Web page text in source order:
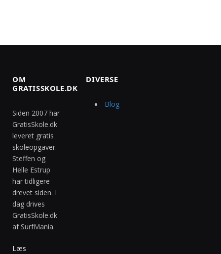
OM
GRATISSKOLE.DK
Siden 2007 har
GratisSkole.dk
leveret gratis
skoleopgaver.
Steffen og
Helle Estrup
har tidligere
drevet siden. I
dag drives
GratisSkole.dk
af SurfMania.
Læs
DIVERSE
Blog